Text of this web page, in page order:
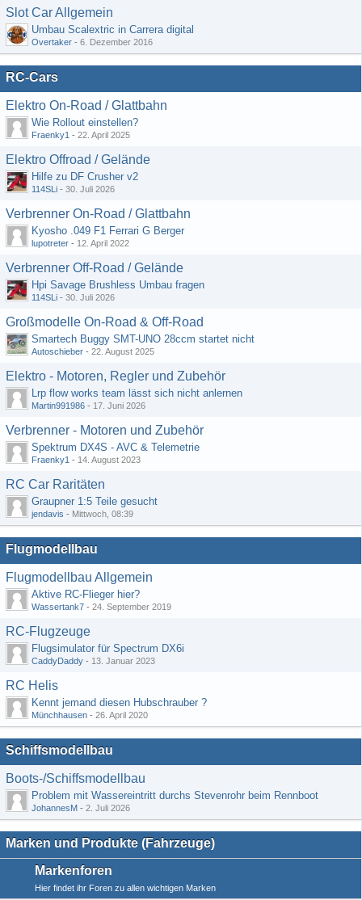
Slot Car Allgemein
Umbau Scalextric in Carrera digital
Overtaker - 6. Dezember 2016
RC-Cars
Elektro On-Road / Glattbahn
Wie Rollout einstellen?
Fraenky1 - 22. April 2025
Elektro Offroad / Gelände
Hilfe zu DF Crusher v2
114SLi - 30. Juli 2026
Verbrenner On-Road / Glattbahn
Kyosho .049 F1 Ferrari G Berger
lupotreter - 12. April 2022
Verbrenner Off-Road / Gelände
Hpi Savage Brushless Umbau fragen
114SLi - 30. Juli 2026
Großmodelle On-Road & Off-Road
Smartech Buggy SMT-UNO 28ccm startet nicht
Autoschieber - 22. August 2025
Elektro - Motoren, Regler und Zubehör
Lrp flow works team lässt sich nicht anlernen
Martin991986 - 17. Juni 2026
Verbrenner - Motoren und Zubehör
Spektrum DX4S - AVC & Telemetrie
Fraenky1 - 14. August 2023
RC Car Raritäten
Graupner 1:5 Teile gesucht
jendavis - Mittwoch, 08:39
Flugmodellbau
Flugmodellbau Allgemein
Aktive RC-Flieger hier?
Wassertank7 - 24. September 2019
RC-Flugzeuge
Flugsimulator für Spectrum DX6i
CaddyDaddy - 13. Januar 2023
RC Helis
Kennt jemand diesen Hubschrauber ?
Münchhausen - 26. April 2020
Schiffsmodellbau
Boots-/Schiffsmodellbau
Problem mit Wassereintritt durchs Stevenrohr beim Rennboot
JohannesM - 2. Juli 2026
Marken und Produkte (Fahrzeuge)
Markenforen
Hier findet ihr Foren zu allen wichtigen Marken